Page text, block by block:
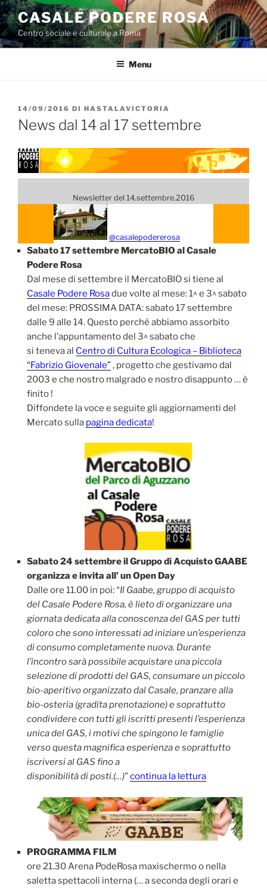
Salta
al
contenuto
CASALE PODERE ROSA
Centro sociale e culturale a Roma
Menu
PUBBLICATO
IL
14/09/2016 DI HASTALAVICTORIA
News dal 14 al 17 settembre
Newsletter del 14.settembre.2016
@casalepodererosa
Sabato 17 settembre MercatoBIO al Casale
Podere Rosa
Dal mese di settembre il MercatoBIO si tiene al
Casale Podere Rosadue volte al mese: 1^ e 3^ sabato
del mese: PROSSIMA DATA: sabato 17 settembre
dalle 9 alle 14. Questo perché abbiamo assorbito
anche l’appuntamento del 3^ sabato che
si teneva al Centro di Cultura Ecologica – Biblioteca
“Fabrizio Giovenale”, progetto che gestivamo dal
2003 e che nostro malgrado e nostro disappunto … è
finito !
Diffondete la voce e seguite gli aggiornamenti del
Mercato sulla pagina dedicata!
Sabato 24 settembre il Gruppo di Acquisto GAABE
organizza e invita all’ un Open Day
Dalle ore 11.00 in poi: “Il Gaabe, gruppo di acquisto
del Casale Podere Rosa, è lieto di organizzare una
giornata dedicata alla conoscenza del GAS per tutti
coloro che sono interessati ad iniziare un’esperienza
di consumo completamente nuova. Durante
l’incontro sarà possibile acquistare una piccola
selezione di prodotti del GAS, consumare un piccolo
bio-aperitivo organizzato dal Casale, pranzare alla
bio-osteria (gradita prenotazione) e soprattutto
condividere con tutti gli iscritti presenti l’esperienza
unica del GAS, i motivi che spingono le famiglie
verso questa magnifica esperienza e soprattutto
iscriversi al GAS fino a
disponibilità di posti.(…)”continua la lettura
PROGRAMMA FILM
ore 21.30 Arena PodeRosa maxischermo o nella
saletta spettacoli interna (… a seconda degli orari e